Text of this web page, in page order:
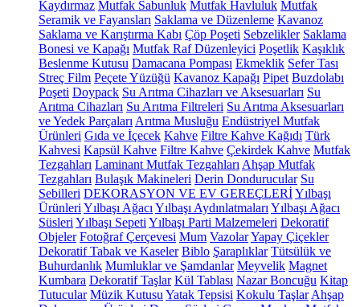
Kaydırmaz Mutfak Sabunluk Mutfak Havluluk Mutfak
Seramik ve Fayansları Saklama ve Düzenleme Kavanoz
Saklama ve Karıştırma Kabı Çöp Poşeti Sebzelikler Saklama
Bonesi ve Kapağı Mutfak Raf Düzenleyici Poşetlik Kaşıklık
Beslenme Kutusu Damacana Pompası Ekmeklik Sefer Tası
Streç Film Peçete Yüzüğü Kavanoz Kapağı Pipet Buzdolabı
Poşeti Doypack Su Arıtma Cihazları ve Aksesuarları Su
Arıtma Cihazları Su Arıtma Filtreleri Su Arıtma Aksesuarları
ve Yedek Parçaları Arıtma Musluğu Endüstriyel Mutfak
Ürünleri Gıda ve İçecek Kahve Filtre Kahve Kağıdı Türk
Kahvesi Kapsül Kahve Filtre Kahve Çekirdek Kahve Mutfak
Tezgahları Laminant Mutfak Tezgahları Ahşap Mutfak
Tezgahları Bulaşık Makineleri Derin Dondurucular Su
Sebilleri DEKORASYON VE EV GEREÇLERİYılbaşı
Ürünleri Yılbaşı Ağacı Yılbaşı Aydınlatmaları Yılbaşı Ağacı
Süsleri Yılbaşı Sepeti Yılbaşı Parti Malzemeleri Dekoratif
Objeler Fotoğraf Çerçevesi Mum VazolarYapay Çiçekler
Dekoratif Tabak ve Kaseler Biblo Şaraplıklar Tütsülük ve
Buhurdanlık Mumluklar ve Şamdanlar Meyvelik Magnet
Kumbara Dekoratif Taşlar Kül Tablası Nazar Boncuğu Kitap
Tutucular Müzik Kutusu Yatak Tepsisi Kokulu Taşlar Ahşap